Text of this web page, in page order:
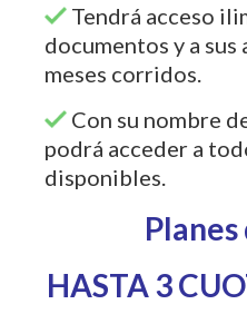
Tendrá acceso
documentos y a
meses corridos.
Con su nombre
podrá acceder a
disponibles.
Planes
HASTA 3